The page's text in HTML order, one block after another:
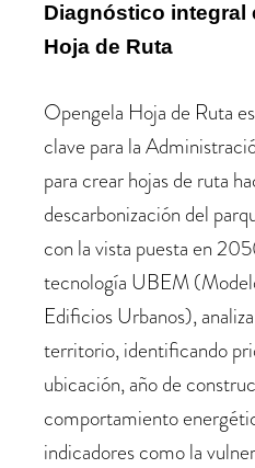
Diagnóstico integral
Hoja de Ruta
Opengela Hoja de Ruta
clave para la
para crear hojas de ruta
descarbonización del
con la vista puesta en
tecnología UBEM
Edificios Urbanos),
territorio, identificando
ubicación, año de
comportamiento
indicadores como la